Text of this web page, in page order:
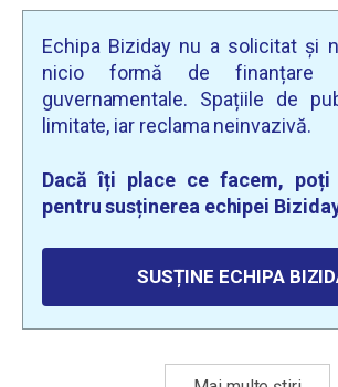
Echipa Biziday nu a solicitat și
nicio formă de finanțare
guvernamentale. Spațiile de
limitate, iar reclama neinvazivă.
Dacă îți place ce facem,
pentru susținerea echipei
SUSȚINE ECHIPA